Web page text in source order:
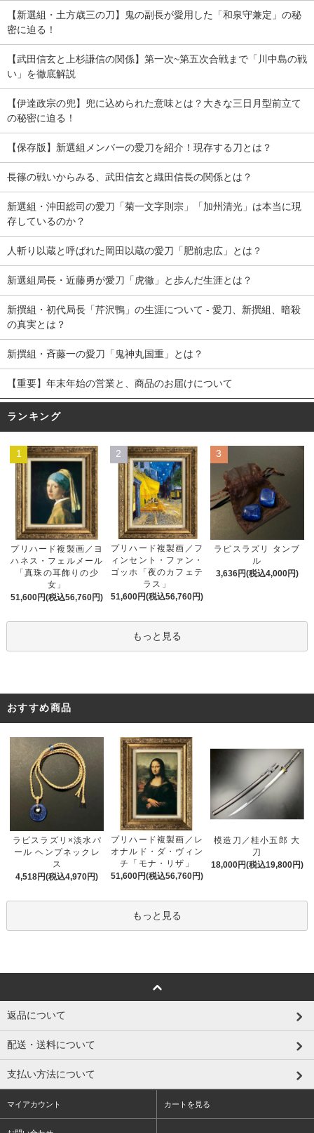
【新選組・土方歳三の刀】鬼の副長が愛用した「和泉守兼定」の秘
密に迫る！
【武田信玄と上杉謙信の関係】第一次~第五次合戦まで「川中島の戦
い」を徹底解説
【伊達政宗の兜】兜に込められた意味とは？大きな三日月型前立て
の秘密に迫る！
【保存版】新選組メンバーの愛刀を紹介！現存する刀とは？
長篠の戦いからみる、武田信玄と織田信長の関係とは？
新選組・沖田総司の愛刀「菊一文字則宗」「加州清光」は本当に現
存しているのか？
人斬り以蔵と呼ばれた岡田以蔵の愛刀「肥前忠広」とは？
新選組局長・近藤勇が愛刀「虎徹」と歩んだ生涯とは？
新撰組・初代局長「芹沢鴨」の生涯について - 愛刀、新撰組、暗殺
の真実とは？
新撰組・斉藤一の愛刀「鬼神丸国重」とは？
【重要】年末年始の営業と、商品のお届けについて
ランキング
1
プリハード複製画／ヨ
ハネス・フェルメール
「真珠の耳飾りの少
女」
51,600円(税込56,760円)
2
プリハード複製画／フ
ィンセント・ファン・
ゴッホ「夜のカフェテ
ラス」
51,600円(税込56,760円)
3
ラピスラズリ タンブ
ル
3,636円(税込4,000円)
もっと見る
おすすめ商品
ラピスラズリ×淡水パ
ール ヘンプネックレ
ス
4,518円(税込4,970円)
プリハード複製画／レ
オナルド・ダ・ヴィン
チ「モナ・リザ」
51,600円(税込56,760円)
模造刀／桂小五郎 大
刀
18,000円(税込19,800円)
もっと見る
返品について
配送・送料について
支払い方法について
マイアカウント カートを見る